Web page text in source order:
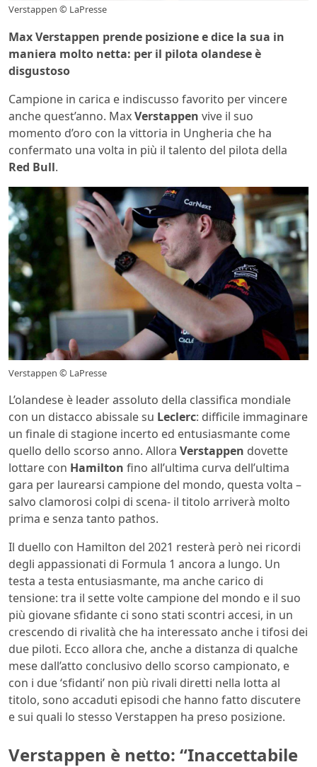
Verstappen © LaPresse
Max Verstappen prende posizione e dice la sua in
maniera molto netta: per il pilota olandese è
disgustoso
Campione in carica e indiscusso favorito per vincere
anche quest’anno. MaxVerstappen vive il suo
momento d’oro con la vittoria in Ungheria che ha
confermato una volta in più il talento del pilota della
Red Bull.
Verstappen © LaPresse
L’olandese è leader assoluto della classifica mondiale
con un distacco abissale su Leclerc: difficile immaginare
un finale di stagione incerto ed entusiasmante come
quello dello scorso anno. Allora Verstappen dovette
lottare con Hamilton fino all’ultima curva dell’ultima
gara per laurearsi campione del mondo, questa volta –
salvo clamorosi colpi di scena- il titolo arriverà molto
prima e senza tanto pathos.
Il duello con Hamilton del 2021 resterà però nei ricordi
degli appassionati di Formula 1 ancora a lungo. Un
testa a testa entusiasmante, ma anche carico di
tensione: tra il sette volte campione del mondo e il suo
più giovane sfidante ci sono stati scontri accesi, in un
crescendo di rivalità che ha interessato anche i tifosi dei
due piloti. Ecco allora che, anche a distanza di qualche
mese dall’atto conclusivo dello scorso campionato, e
con i due ‘sfidanti’ non più rivali diretti nella lotta al
titolo, sono accaduti episodi che hanno fatto discutere
e sui quali lo stesso Verstappen ha preso posizione.
Verstappen è netto: “Inaccettabile